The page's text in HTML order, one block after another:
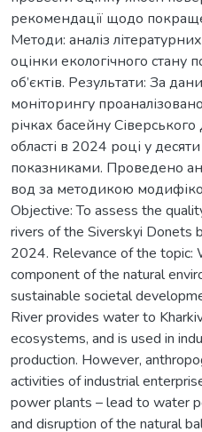
рекомендації щодо
Методи: аналіз
оцінки екологічного стану
об’єктів. Результати: За
моніторингу
річках басейну
області в 2024 році у
показниками. Проведено
вод за методикою
Objective: To assess the
rivers of the Siverskyi Donets
2024. Relevance of the topic:
component of the natural
sustainable societal
River provides water to
ecosystems, and is used in
production. However,
activities of industrial
power plants – lead to water
and disruption of the natural